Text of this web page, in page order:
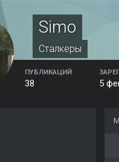
Simo
Сталкеры
ПУБЛИКАЦИЙ
38 5